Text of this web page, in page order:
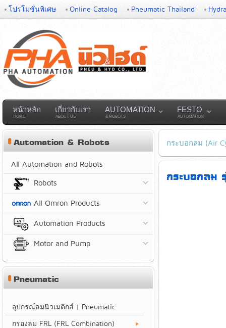
โปรโมชั่นพิเศษ Online Catalog Pneumatic Thailand
หน้าหลัก
HOME
เกี่ยวกับเรา
ABOUT US
AUTOMATION
& ROBOTS
FESTO
AUTOMATION
กระบอกลม (Air
กระบอกลม
Automation & Robots
All Automation and Robots
Robots
All Omron Products
Automation Products
Motor and Pump
Pneumatic
อุปกรณ์ลมนิวเมติกส์ | Pneumatic
กรองลม FRL (FRL Combination)